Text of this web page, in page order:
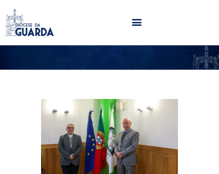
HOME
PARÓQUIAS
NOTÍCIAS
AGENDA
MULTIMÉDIA
SENTIR COM A IGREJA